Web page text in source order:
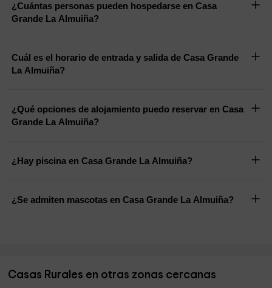
¿Cuántas personas pueden hospedarse en Casa
Grande La Almuiña?
Cuál es el horario de entrada y salida de Casa Grande
La Almuiña?
¿Qué opciones de alojamiento puedo reservar en Casa
Grande La Almuiña?
¿Hay piscina en Casa Grande La Almuiña?
¿Se admiten mascotas en Casa Grande La Almuiña?
Casas Rurales en otras zonas cercanas